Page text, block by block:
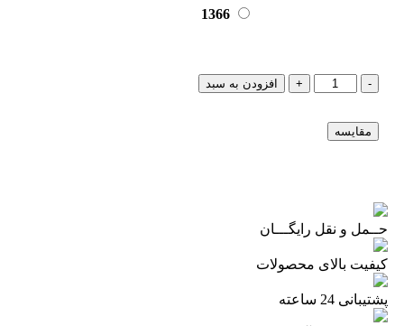
1366
-
+ افزودن به سبد
مقایسه
حــمل و نقل رایگـــان
کیفیت بالای محصولات
پشتیبانی 24 ساعته